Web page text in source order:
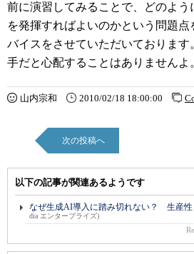
前に演習してみることで、どのよう
を発揮すればよいのかという問題点
バイスをさせていただいておりま
手だと心配することはありませんよ
山内宗和 2010/02/18 18:00:00
次の投稿へ
以下の記事が関連あるようです
なぜ生成AI導入に踏み切れない？ 生産性
dia エンタープライズ)